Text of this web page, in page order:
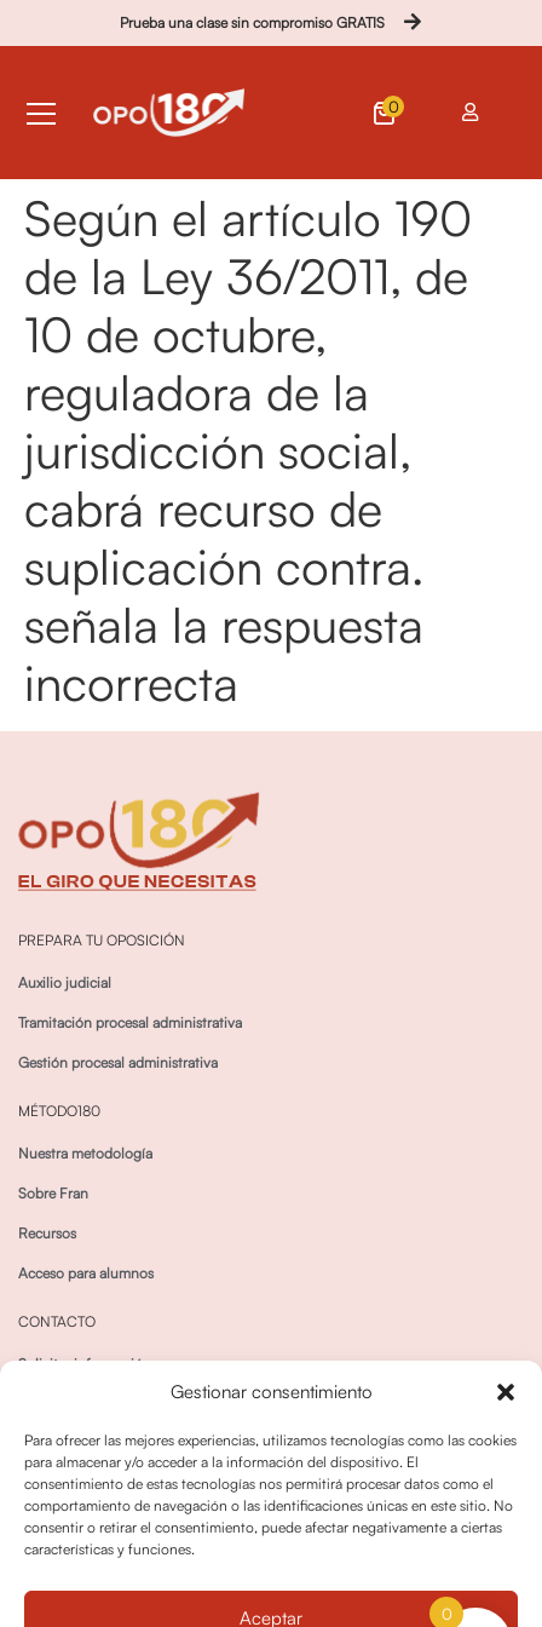
Gestionar consentimiento
Para ofrecer las mejores experiencias, utilizamos tecnologías como las cookies
para almacenar y/o acceder a la información del dispositivo. El
consentimiento de estas tecnologías nos permitirá procesar datos como el
comportamiento de navegación o las identificaciones únicas en este sitio. No
consentir o retirar el consentimiento, puede afectar negativamente a ciertas
características y funciones.
Aceptar
Prueba una clase sin compromiso GRATIS
0
Según el artículo 190
de la Ley 36/2011, de
10 de octubre,
reguladora de la
jurisdicción social,
cabrá recurso de
suplicación contra.
señala la respuesta
incorrecta
PREPARA TU OPOSICIÓN
Auxilio judicial
Tramitación procesal administrativa
Gestión procesal administrativa
MÉTODO180
Nuestra metodología
Sobre Fran
Recursos
Acceso para alumnos
CONTACTO
Solicitar información
Política de cookies
0